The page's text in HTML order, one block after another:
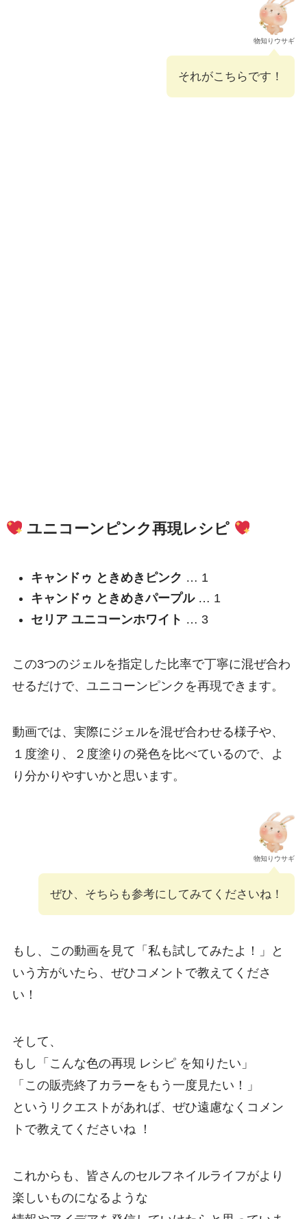
物知りウサギ
それがこちらです！
ユニコーンピンク再現レシピ
キャンドゥ ときめきピンク … 1
キャンドゥ ときめきパープル… 1
セリア ユニコーンホワイト … 3
この3つのジェルを指定した比率で丁寧に混ぜ合わ
せるだけで、ユニコーンピンクを再現できます。
動画では、実際にジェルを混ぜ合わせる様子や、
１度塗り、２度塗りの発色を比べているので、よ
り分かりやすいかと思います。
物知りウサギ
ぜひ、そちらも参考にしてみてくださいね！
もし、この動画を見て「私も試してみたよ！」と
いう方がいたら、ぜひコメントで教えてくださ
い！
そして、
もし「こんな色の再現 レシピ を知りたい」
「この販売終了カラーをもう一度見たい！」
というリクエストがあれば、ぜひ遠慮なくコメン
トで教えてくださいね ！
これからも、皆さんのセルフネイルライフがより
楽しいものになるような